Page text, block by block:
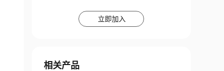
立即加入
相关产品